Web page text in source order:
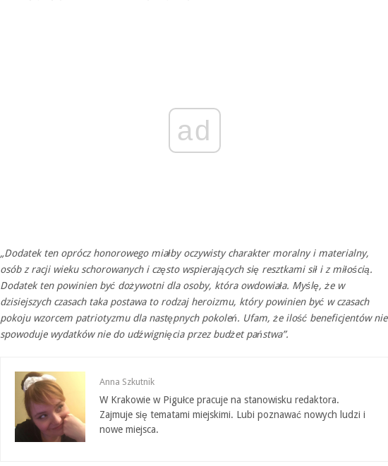
ad
„Dodatek ten oprócz honorowego miałby oczywisty charakter moralny i materialny,
osób z racji wieku schorowanych i często wspierających się resztkami sił i z miłością.
Dodatek ten powinien być dożywotni dla osoby, która owdowiała. Myślę, że w
dzisiejszych czasach taka postawa to rodzaj heroizmu, który powinien być w czasach
pokoju wzorcem patriotyzmu dla następnych pokoleń. Ufam, że ilość beneficjentów nie
spowoduje wydatków nie do udźwignięcia przez budżet państwa”.
Anna Szkutnik
W Krakowie w Pigułce pracuje na stanowisku redaktora.
Zajmuje się tematami miejskimi. Lubi poznawać nowych ludzi i
nowe miejsca.